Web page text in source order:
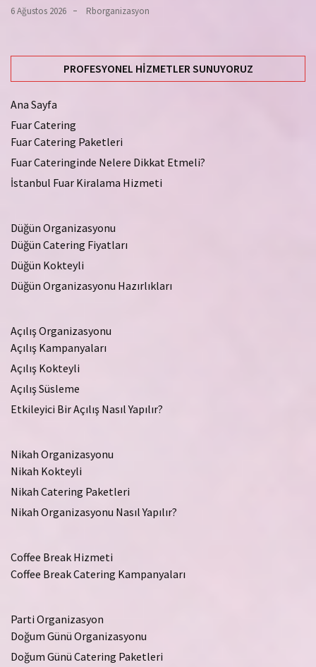
6 Ağustos 2026 Rborganizasyon
PROFESYONEL HIZMETLER SUNUYORUZ
Ana Sayfa
Fuar Catering
Fuar Catering Paketleri
Fuar Cateringinde Nelere Dikkat Etmeli?
İstanbul Fuar Kiralama Hizmeti
Düğün Organizasyonu
Düğün Catering Fiyatları
Düğün Kokteyli
Düğün Organizasyonu Hazırlıkları
Açılış Organizasyonu
Açılış Kampanyaları
Açılış Kokteyli
Açılış Süsleme
Etkileyici Bir Açılış Nasıl Yapılır?
Nikah Organizasyonu
Nikah Kokteyli
Nikah Catering Paketleri
Nikah Organizasyonu Nasıl Yapılır?
Coffee Break Hizmeti
Coffee Break Catering Kampanyaları
Parti Organizasyon
Doğum Günü Organizasyonu
Doğum Günü Catering Paketleri